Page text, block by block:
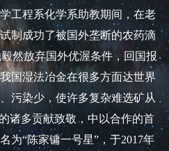
工程系化学系助教期间，在老
制成功了被国外垄断的农药滴
然放弃国外优渥条件，回国报
国湿法冶金在很多方面达世界
污染少，使许多复杂难选矿从
诸多贡献致敬，中以合作的首
为“陈家镛一号星”，于2017年